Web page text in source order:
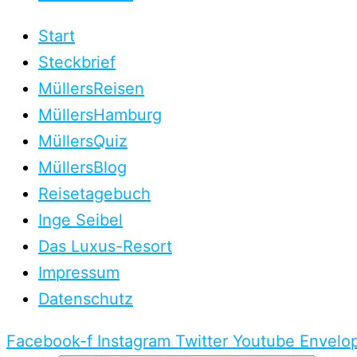
Start
Steckbrief
MüllersReisen
MüllersHamburg
MüllersQuiz
MüllersBlog
Reisetagebuch
Inge Seibel
Das Luxus-Resort
Impressum
Datenschutz
Facebook-f Instagram Twitter Youtube